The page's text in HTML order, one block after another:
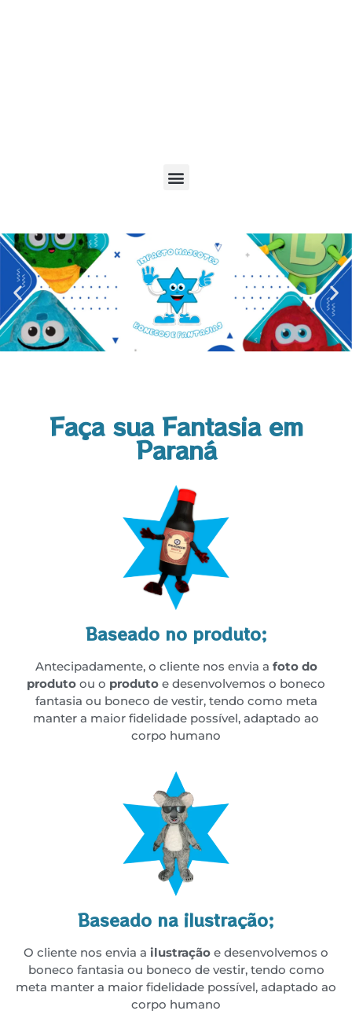
Faça sua Fantasia em
Paraná
Baseado no produto;
Antecipadamente, o cliente nos envia a foto do
produto ou o produto e desenvolvemos o boneco
fantasia ou boneco de vestir, tendo como meta
manter a maior fidelidade possível, adaptado ao
corpo humano
Baseado na ilustração;
O cliente nos envia a ilustração e desenvolvemos o
boneco fantasia ou boneco de vestir, tendo como
meta manter a maior fidelidade possível, adaptado ao
corpo humano